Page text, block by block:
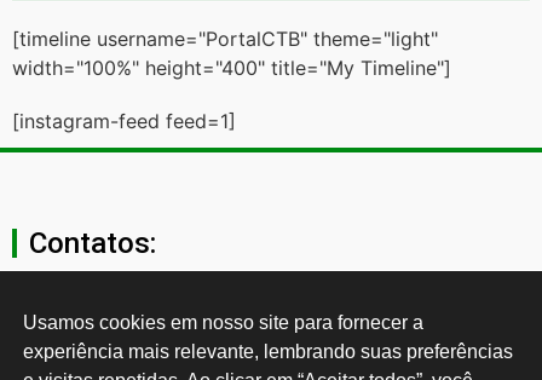
[timeline username="PortalCTB" theme="light"
width="100%" height="400" title="My Timeline"]
[instagram-feed feed=1]
Contatos:
secgeral@ctb.org.br
11 3874-0040
Usamos cookies em nosso site para fornecer a
experiência mais relevante, lembrando suas preferências